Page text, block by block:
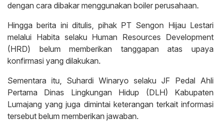
dengan cara dibakar menggunakan boiler perusahaan.
Hingga berita ini ditulis, pihak PT Sengon Hijau Lestari
melalui Habita selaku Human Resources Development
(HRD) belum memberikan tanggapan atas upaya
konfirmasi yang dilakukan.
Sementara itu, Suhardi Winaryo selaku JF Pedal Ahli
Pertama Dinas Lingkungan Hidup (DLH) Kabupaten
Lumajang yang juga dimintai keterangan terkait informasi
tersebut belum memberikan jawaban.